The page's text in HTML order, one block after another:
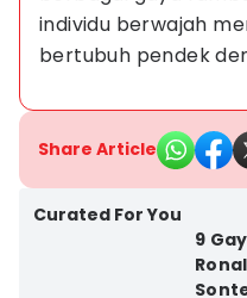
individu berwajah
bertubuh pendek
Share Article
Curated For You
9